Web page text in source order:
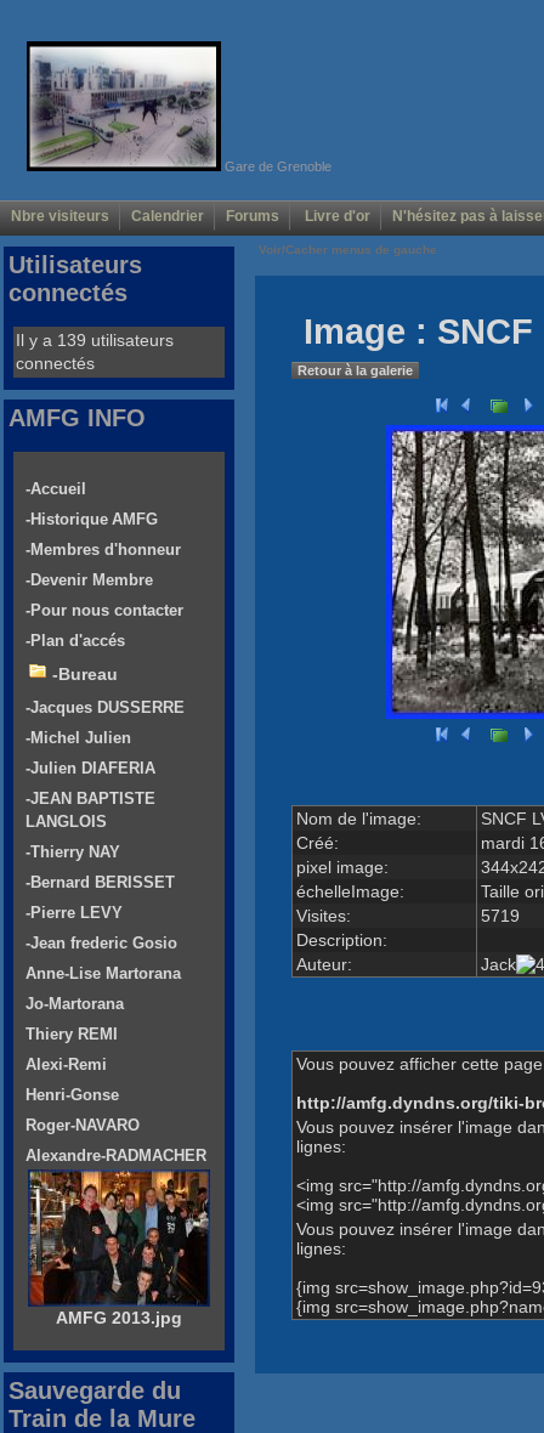
Gare de Grenoble
Nbre visiteurs Calendrier Forums Livre d'or N'hésitez pas à
Voir/Cacher menus de gauche
Image :
Retour à la galerie
Nom de l'image:
SNCF
Créé:
mardi
pixel image:
échelleImage:
Taille
Visites:
5719
Description:
Auteur:
Jack
Vous pouvez afficher cette
http://amfg.dyndns.org/tiki-
Vous pouvez insérer l'image
lignes:
<img src="http://
<img src="http://
Vous pouvez insérer l'image
lignes:
{img
{img
Utilisateurs
connectés
Il y a 139 utilisateurs
connectés
AMFG INFO
-Accueil
-Historique AMFG
-Membres d'honneur
-Devenir Membre
-Pour nous contacter
-Plan d'accés
-Bureau
-Jacques DUSSERRE
-Michel Julien
-Julien DIAFERIA
-JEAN BAPTISTE
LANGLOIS
-Thierry NAY
-Bernard BERISSET
-Pierre LEVY
-Jean frederic Gosio
Anne-Lise Martorana
Jo-Martorana
Thiery REMI
Alexi-Remi
Henri-Gonse
Roger-NAVARO
Alexandre-RADMACHER
AMFG 2013.jpg
Sauvegarde du
Train de la Mure